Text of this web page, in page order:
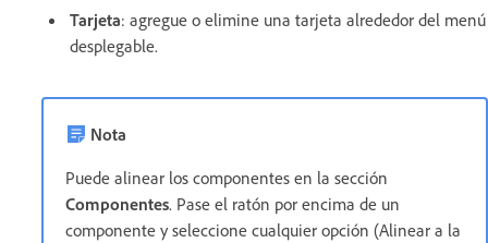
Tarjeta: agregue o elimine una tarjeta alrededor del menú
desplegable.
Nota
Puede alinear los componentes en la sección
Componentes. Pase el ratón por encima de un
componente y seleccione cualquier opción (Alinear a la